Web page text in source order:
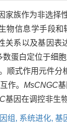
家族作为非选择
物信息学手段
关系以及基因表
蛋白定位于细
顺式作用元件分
作。 MsCNGC
基因在调控非生
组, 系统进化, 基